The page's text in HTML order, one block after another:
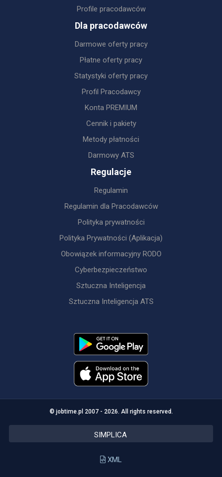
Profile pracodawców
Dla pracodawców
Darmowe oferty pracy
Płatne oferty pracy
Statystyki oferty pracy
Profil Pracodawcy
Konta PREMIUM
Cennik i pakiety
Metody płatności
Darmowy ATS
Regulacje
Regulamin
Regulamin dla Pracodawców
Polityka prywatności
Polityka Prywatności (Aplikacja)
Obowiązek informacyjny RODO
Cyberbezpieczeństwo
Sztuczna Inteligencja
Sztuczna Inteligencja ATS
© jobtime.pl 2007 - 2026. All rights reserved.
SIMPLICA
XML